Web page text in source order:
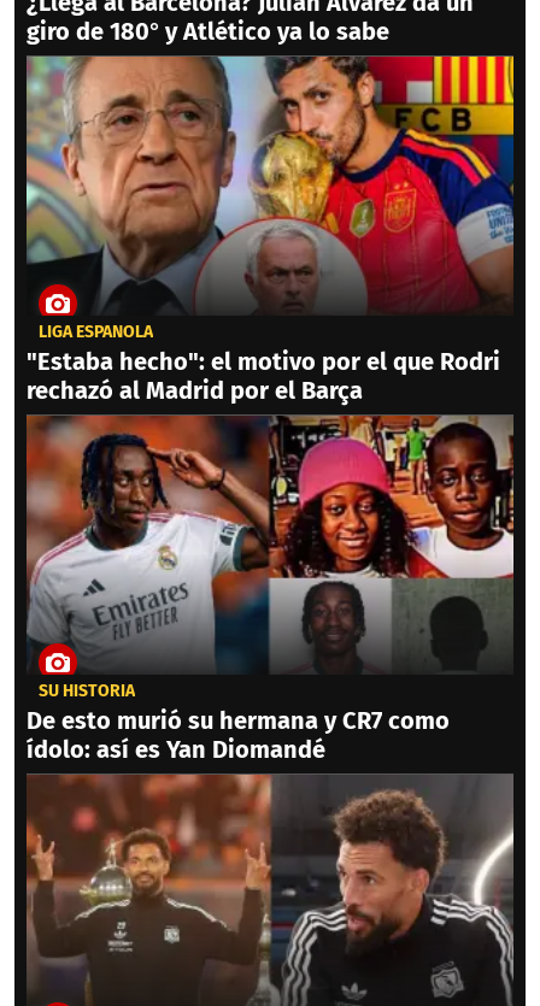
giro de 180° y Atlético ya lo sabe
LIGA ESPAÑOLA
"Estaba hecho": el motivo por el que Rodri
rechazó al Madrid por el Barça
SU HISTORIA
De esto murió su hermana y CR7 como
ídolo: así es Yan Diomandé